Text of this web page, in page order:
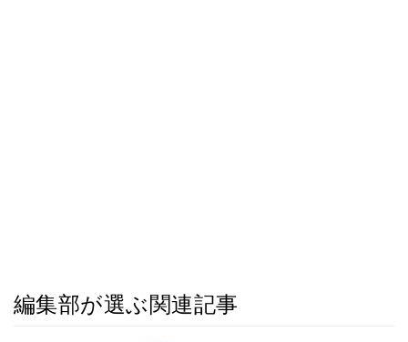
編集部が選ぶ関連記事